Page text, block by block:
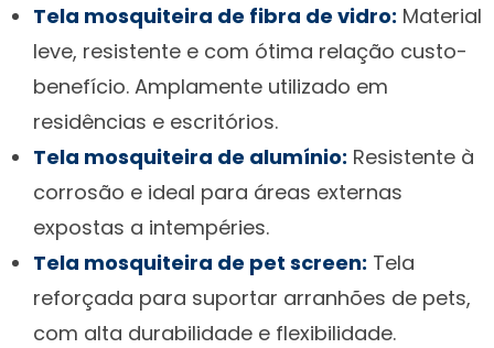
Tela mosquiteira de fibra de vidro: Material
leve, resistente e com ótima relação custo-
benefício. Amplamente utilizado em
residências e escritórios.
Tela mosquiteira de alumínio: Resistente à
corrosão e ideal para áreas externas
expostas a intempéries.
Tela mosquiteira de pet screen: Tela
reforçada para suportar arranhões de pets,
com alta durabilidade e flexibilidade.